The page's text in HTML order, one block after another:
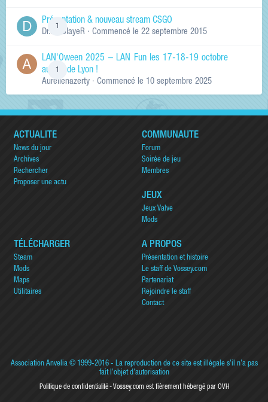
Présentation & nouveau stream CSGO
Dr.KinSlayeR · Commencé le 22 septembre 2015
LAN'Oween 2025 – LAN Fun les 17-18-19 octobre
au sud de Lyon !
Aurelienazerty · Commencé le 10 septembre 2025
ACTUALITÉ
News du jour
Archives
Rechercher
Proposer une actu
COMMUNAUTÉ
Forum
Soirée de jeu
Membres
JEUX
Jeux Valve
Mods
TÉLÉCHARGER
Steam
Mods
Maps
Utilitaires
A PROPOS
Présentation et histoire
Le staff de Vossey.com
Partenariat
Rejoindre le staff
Contact
Association Anvelia© 1999-2016 - La reproduction de ce site est illégale s'il n'a pas
fait l'objet d'autorisation
Politique de confidentialité Vossey.com est fièrement hébergé par OVH